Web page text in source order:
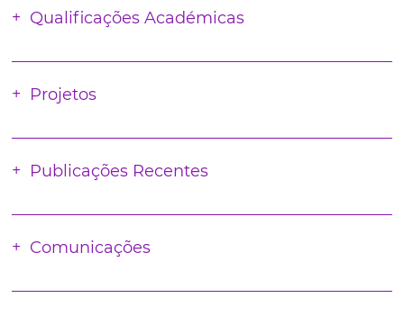
Qualificações Académicas
Projetos
Publicações Recentes
Comunicações